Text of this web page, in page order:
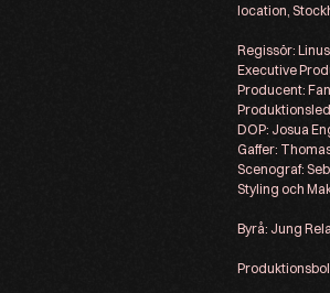
location,
Regissör:
Executive
Producent:
DOP: Josua
Gaffer:
Scenograf:
Styling och
Byrå: Jung